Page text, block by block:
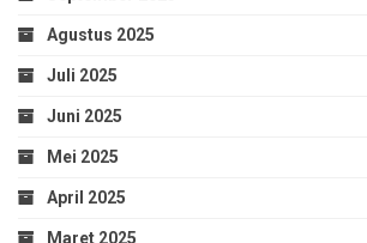
Agustus 2025
Juli 2025
Juni 2025
Mei 2025
April 2025
Maret 2025